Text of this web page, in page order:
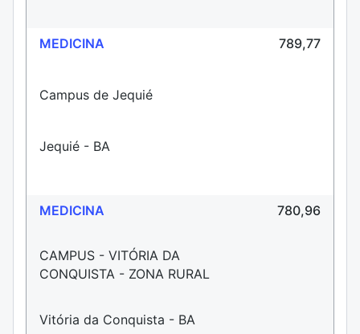
MEDICINA
Campus de Jequié
Jequié - BA
789,77
MEDICINA
CAMPUS - VITÓRIA DA
CONQUISTA - ZONA RURAL
Vitória da Conquista - BA
780,96